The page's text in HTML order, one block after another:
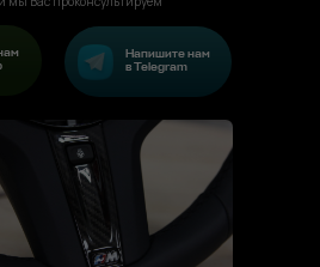
Напишите нам
в Telegram